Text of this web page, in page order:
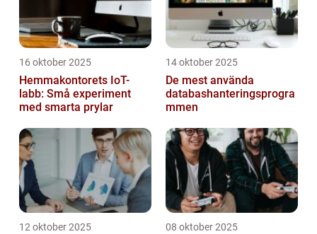
16 oktober 2025
Hemmakontorets IoT-
labb: Små experiment
med smarta prylar
14 oktober 2025
De mest använda
databashanteringsprogra
mmen
12 oktober 2025 08 oktober 2025